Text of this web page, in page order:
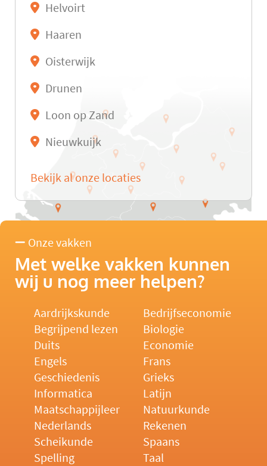
Helvoirt
Haaren
Oisterwijk
Drunen
Loon op Zand
Nieuwkuijk
Bekijk al onze locaties
Onze vakken
Met welke vakken kunnen
wij u nog meer helpen?
Aardrijkskunde
Bedrijfseconomie
Begrijpend lezen
Biologie
Duits
Economie
Engels
Frans
Geschiedenis
Grieks
Informatica
Latijn
Maatschappijleer
Natuurkunde
Nederlands
Rekenen
Scheikunde
Spaans
Spelling
Taal